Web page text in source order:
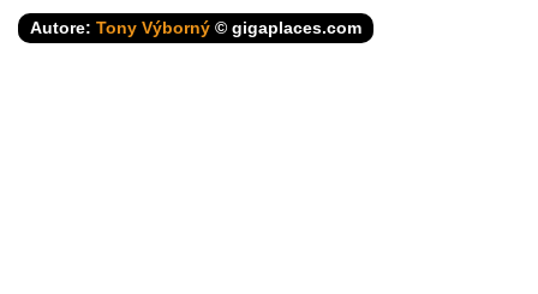
Autore: Tony Výborný © gigaplaces.com